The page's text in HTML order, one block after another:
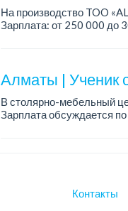
На производство TOO
Зарплата: от 250 000 до
Алматы | Ученик
В столярно-мебельный
Зарплата обсуждается
Контакты